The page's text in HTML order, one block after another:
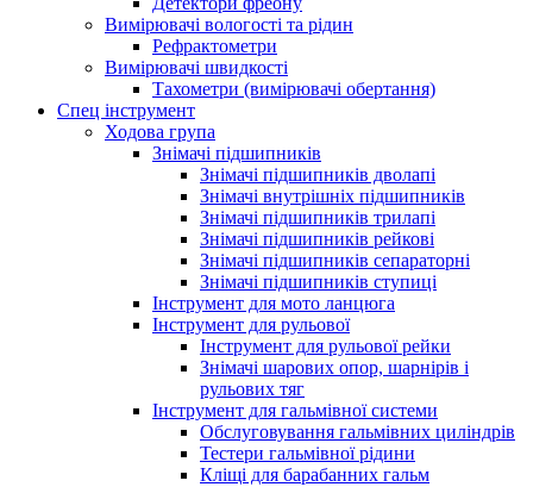
Вимірювачі вологості та рідин
Рефрактометри
Вимірювачі швидкості
Тахометри (вимірювачі обертання)
Спец інструмент
Ходова група
Знімачі підшипників
Знімачі підшипників дволапі
Знімачі внутрішніх підшипників
Знімачі підшипників трилапі
Знімачі підшипників рейкові
Знімачі підшипників сепараторні
Знімачі підшипників ступиці
Інструмент для мото ланцюга
Інструмент для рульової
Інструмент для рульової рейки
Знімачі шарових опор, шарнірів і
рульових тяг
Інструмент для гальмівної системи
Обслуговування гальмівних циліндрів
Тестери гальмівної рідини
Кліщі для барабанних гальм